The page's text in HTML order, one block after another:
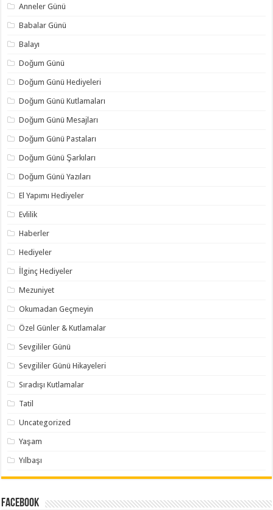
Anneler Günü
Babalar Günü
Balayı
Doğum Günü
Doğum Günü Hediyeleri
Doğum Günü Kutlamaları
Doğum Günü Mesajları
Doğum Günü Pastaları
Doğum Günü Şarkıları
Doğum Günü Yazıları
El Yapımı Hediyeler
Evlilik
Haberler
Hediyeler
İlginç Hediyeler
Mezuniyet
Okumadan Geçmeyin
Özel Günler & Kutlamalar
Sevgililer Günü
Sevgililer Günü Hikayeleri
Sıradışı Kutlamalar
Tatil
Uncategorized
Yaşam
Yılbaşı
Facebook